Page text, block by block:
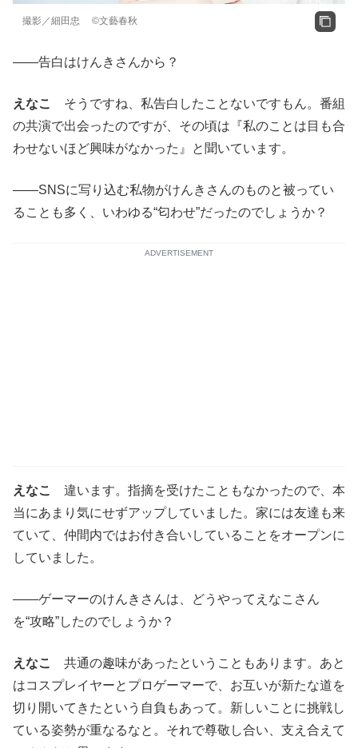
撮影／細田忠 ©文藝春秋
——告白はけんきさんから？
えなこ
そうですね、私告白したことないですもん。番組
の共演で出会ったのですが、その頃は『私のことは目も合
わせないほど興味がなかった』と聞いています。
——SNSに写り込む私物がけんきさんのものと被ってい
ることも多く、いわゆる“匂わせ”だったのでしょうか？
ADVERTISEMENT
えなこ
違います。指摘を受けたこともなかったので、本
当にあまり気にせずアップしていました。家には友達も来
ていて、仲間内ではお付き合いしていることをオープンに
していました。
——ゲーマーのけんきさんは、どうやってえなこさん
を“攻略”したのでしょうか？
えなこ
共通の趣味があったということもあります。あと
はコスプレイヤーとプロゲーマーで、お互いが新たな道を
切り開いてきたという自負もあって。新しいことに挑戦し
ている姿勢が重なるなと。それで尊敬し合い、支え合えて